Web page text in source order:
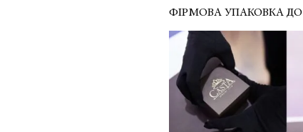
ФІРМОВА УПАКОВКА